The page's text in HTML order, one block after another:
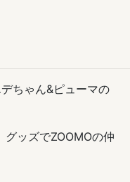
ちゃん&ピューマの
ッズでZOOMOの仲